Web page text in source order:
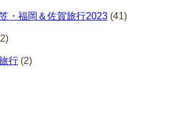
・福岡＆佐賀旅行2023 (41)
行 (2)